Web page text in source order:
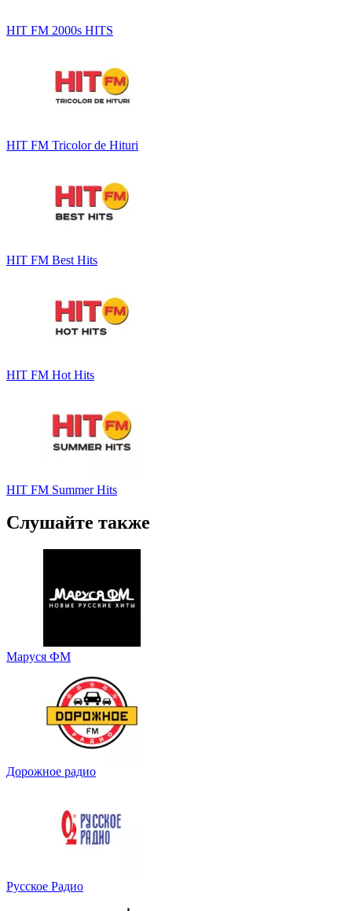
HIT FM 2000s HITS
HIT FM Tricolor de Hituri
HIT FM Best Hits
HIT FM Hot Hits
HIT FM Summer Hits
Слушайте также
Маруся ФМ
Дорожное радио
Русское Радио